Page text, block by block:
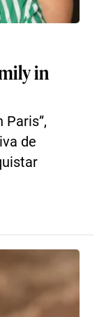
in
Paris”,
de